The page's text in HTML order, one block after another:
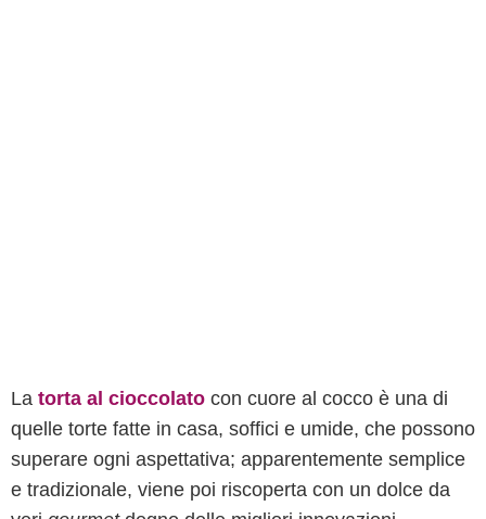
La torta al cioccolato con cuore al cocco è una di
quelle torte fatte in casa, soffici e umide, che possono
superare ogni aspettativa; apparentemente semplice
e tradizionale, viene poi riscoperta con un dolce da